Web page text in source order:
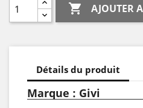
 AJOUTER
Détails du produit
Marque : Givi